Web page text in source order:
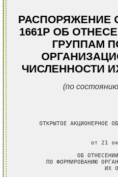
РАСПОРЯЖЕНИЕ
1661Р ОБ
ГРУППАМ
ЧИСЛЕННОСТИ
(по
ОТКРЫТОЕ АКЦИОНЕРНОЕ
от 21
ОБ
ПО ФОРМИРОВАНИЮ
ИХ